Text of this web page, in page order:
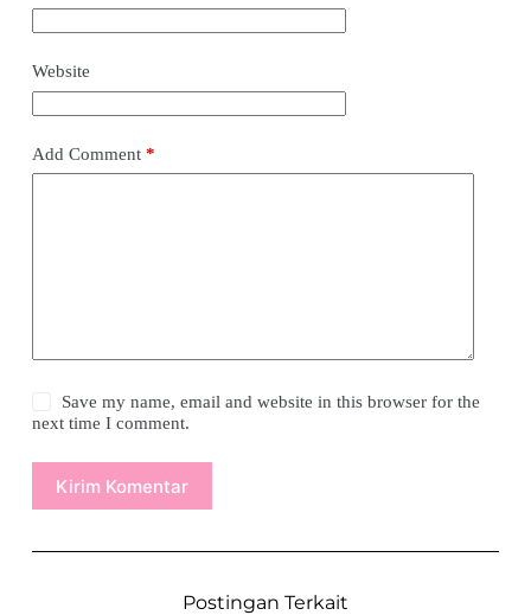
Website
Add Comment*
Save my name, email and website in this browser for the
next time I comment.
Kirim Komentar
Postingan Terkait